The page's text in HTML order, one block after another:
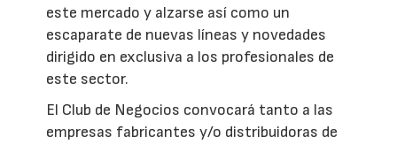
este mercado y alzarse así como un
escaparate de nuevas líneas y novedades
dirigido en exclusiva a los profesionales de
este sector.
El Club de Negocios convocará tanto a las
empresas fabricantes y/o distribuidoras de